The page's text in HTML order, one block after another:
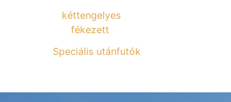
kéttengelyes
fékezett
Speciális utánfutók